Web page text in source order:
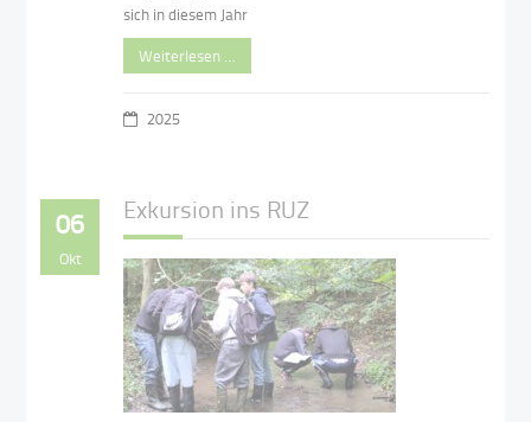
sich in diesem Jahr
Weiterlesen …
2025
06
Okt
Exkursion ins RUZ